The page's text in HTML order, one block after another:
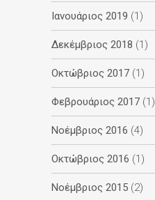
Ιανουάριος 2019 (1)
Δεκέμβριος 2018 (1)
Οκτώβριος 2017 (1)
Φεβρουάριος 2017 (1)
Νοέμβριος 2016 (4)
Οκτώβριος 2016 (1)
Νοέμβριος 2015 (2)